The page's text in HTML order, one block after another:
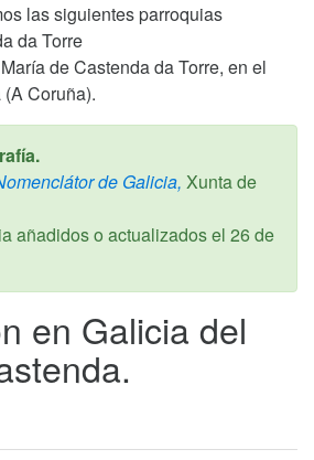
las siguientes parroquias
da Torre
de Castenda da Torre, en el
Coruña).
de Galicia, Xunta de
añadidos o actualizados el 26 de
en Galicia del